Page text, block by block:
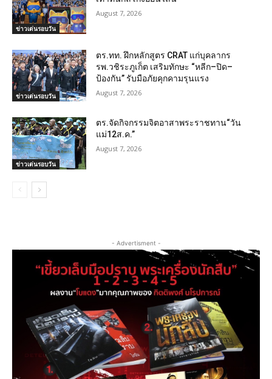
ข่าวเด่นรอบวัน
August 7, 2026
ข่าวเด่นรอบวัน
ตร.ทท. ฝึกหลักสูตร CRAT แก่บุคลากร
รพ.วชิระภูเก็ต เสริมทักษะ “หลีก–ปิด–
ป้องกัน” รับมือภัยคุกคามรุนแรง
August 7, 2026
ข่าวเด่นรอบวัน
ตร.จัดกิจกรรมจิตอาสาพระราชทาน“วัน
แม่12ส.ค.”
August 7, 2026
- Advertisment -